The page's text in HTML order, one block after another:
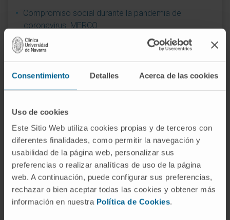
Consentimiento Detalles Acerca de las cookies
Uso de cookies
Este Sitio Web utiliza cookies propias y de terceros con
diferentes finalidades, como permitir la navegación y
usabilidad de la página web, personalizar sus
preferencias o realizar analíticas de uso de la página
web. A continuación, puede configurar sus preferencias,
rechazar o bien aceptar todas las cookies y obtener más
información en nuestra Política de Cookies.
Compromiso social durante la pandemia de
coronavirus. MERCO
Contribución al liderazgo reputacional. Enfermería
Mejor Hospital Privado Español (OCU, 2012)
Mejor Idea Diario Médico 2009. Laboratorio PET-
Mejor Institución Sanitaria de la Década
Mejor página web de una institución sanitaria y social
Mejor Reputación Hospital Privado de España
MERCO Talento